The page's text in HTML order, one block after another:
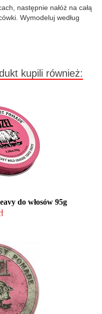
następnie nałóż na całą
Wymodeluj według
kupili również:
do włosów 95g